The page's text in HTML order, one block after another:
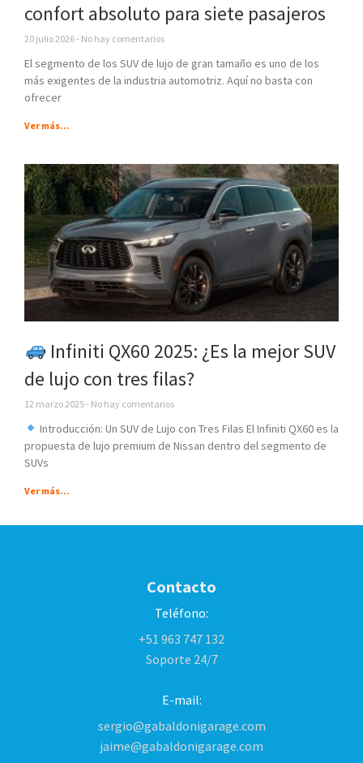
confort absoluto para siete pasajeros
20 julio 2026 No hay comentarios
El segmento de los SUV de lujo de gran tamaño es uno de los
más exigentes de la industria automotriz. Aquí no basta con
ofrecer
Ver más...
Infiniti QX60 2025: ¿Es la mejor SUV
de lujo con tres filas?
12 marzo 2025 No hay comentarios
Introducción: Un SUV de Lujo con Tres Filas El Infiniti QX60 es la
propuesta de lujo premium de Nissan dentro del segmento de
SUVs
Ver más...
Contacto
Teléfono:
+51 963 747 132
Soporte 24/7
E-mail:
sergio@gabaldonigarage.com
jaime@gabaldonigarage.com